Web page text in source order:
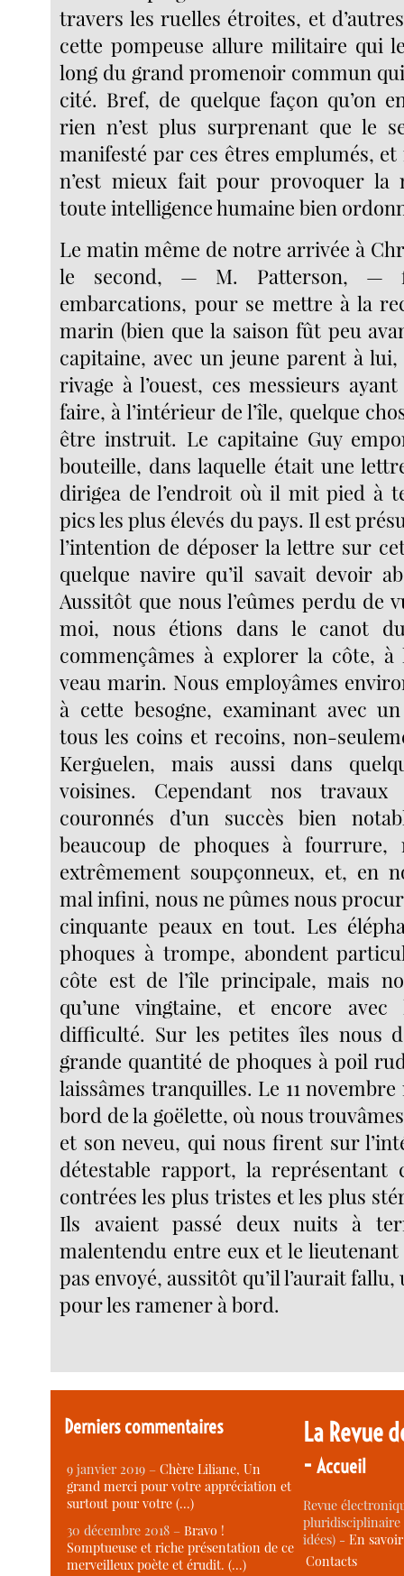
travers les ruelles étroites, et
cette pompeuse allure militaire qui
long du grand promenoir commun
cité. Bref, de quelque façon qu’on
rien n’est plus surprenant que le
manifesté par ces êtres emplumés,
n’est mieux fait pour provoquer la
toute intelligence humaine bien
Le matin même de notre arrivée à
le second, — M. Patterson, —
embarcations, pour se mettre à la
marin (bien que la saison fût peu
capitaine, avec un jeune parent à
rivage à l’ouest, ces messieurs
faire, à l’intérieur de l’île, quelque
être instruit. Le capitaine Guy
bouteille, dans laquelle était une
dirigea de l’endroit où il mit pied à
pics les plus élevés du pays. Il est
l’intention de déposer la lettre sur
quelque navire qu’il savait devoir
Aussitôt que nous l’eûmes perdu de
moi, nous étions dans le canot
commençâmes à explorer la côte,
veau marin. Nous employâmes
à cette besogne, examinant avec
tous les coins et recoins, non-
Kerguelen, mais aussi dans
voisines. Cependant nos
couronnés d’un succès bien
beaucoup de phoques à fourrure,
extrêmement soupçonneux, et, en
mal infini, nous ne pûmes nous
cinquante peaux en tout. Les
phoques à trompe, abondent
côte est de l’île principale, mais
qu’une vingtaine, et encore
difficulté. Sur les petites îles nous
grande quantité de phoques à poil
laissâmes tranquilles. Le 11
bord de la goëlette, où nous
et son neveu, qui nous firent sur
détestable rapport, la représentant
contrées les plus tristes et les plus
Ils avaient passé deux nuits à
malentendu entre eux et le
pas envoyé, aussitôt qu’il l’aurait
pour les ramener à bord.
Derniers commentaires
9 janvier 2019 –Chère Liliane, Un
grand merci pour votre appréciation et
surtout pour votre (…)
30 décembre 2018 –Bravo !
Somptueuse et riche présentation de ce
merveilleux poète et érudit. (…)
La Revue
-Accueil
Revue
idées) -En
Contacts